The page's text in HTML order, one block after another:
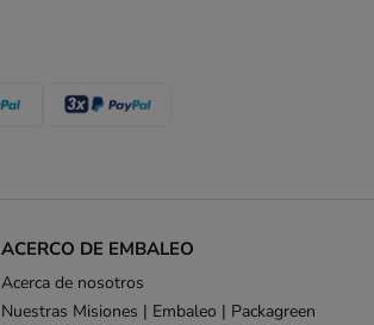
ACERCO DE EMBALEO
Acerca de nosotros
Nuestras Misiones | Embaleo | Packagreen